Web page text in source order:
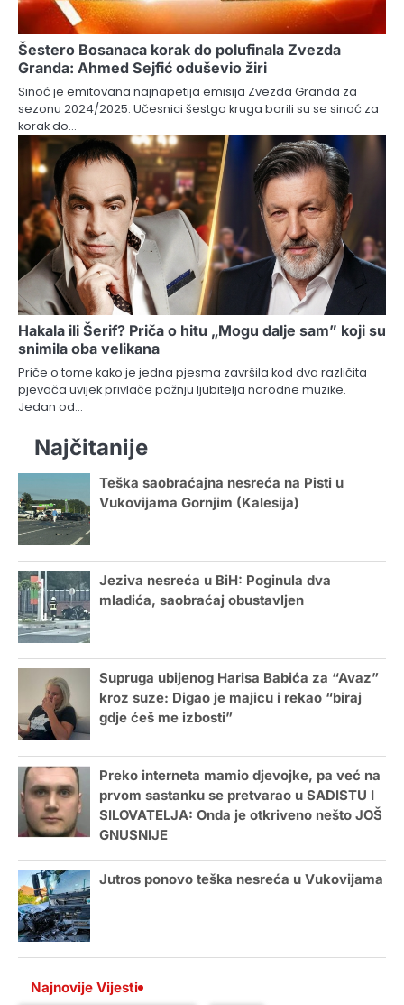
Šestero Bosanaca korak do polufinala Zvezda
Granda: Ahmed Sejfić oduševio žiri
Sinoć je emitovana najnapetija emisija Zvezda Granda za
sezonu 2024/2025. Učesnici šestgo kruga borili su se sinoć za
korak do…
Hakala ili Šerif? Priča o hitu „Mogu dalje sam” koji su
snimila oba velikana
Priče o tome kako je jedna pjesma završila kod dva različita
pjevača uvijek privlače pažnju ljubitelja narodne muzike.
Jedan od…
Najčitanije
Teška saobraćajna nesreća na Pisti u
Vukovijama Gornjim (Kalesija)
Jeziva nesreća u BiH: Poginula dva
mladića, saobraćaj obustavljen
Supruga ubijenog Harisa Babića za “Avaz”
kroz suze: Digao je majicu i rekao “biraj
gdje ćeš me izbosti”
Preko interneta mamio djevojke, pa već na
prvom sastanku se pretvarao u SADISTU I
SILOVATELJA: Onda je otkriveno nešto JOŠ
GNUSNIJE
Jutros ponovo teška nesreća u Vukovijama
Najnovije Vijesti